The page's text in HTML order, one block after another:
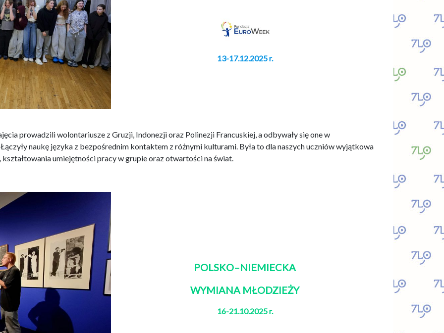
13-17.12.2025 r.
prowadzili wolontariusze z Gruzji, Indonezji oraz Polinezji Francuskiej, a odbywały się one w
naukę języka z bezpośrednim kontaktem z różnymi kulturami. Była to dla naszych uczniów wyjątkowa
umiejętności pracy w grupie oraz otwartości na świat.
POLSKO–NIEMIECKA
WYMIANA MŁODZIEŻY
16-21.10.2025 r.